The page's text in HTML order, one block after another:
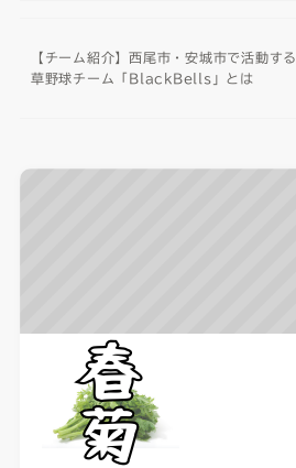
【チーム紹介】西尾市・安城市で活動する
草野球チーム「BlackBells」とは